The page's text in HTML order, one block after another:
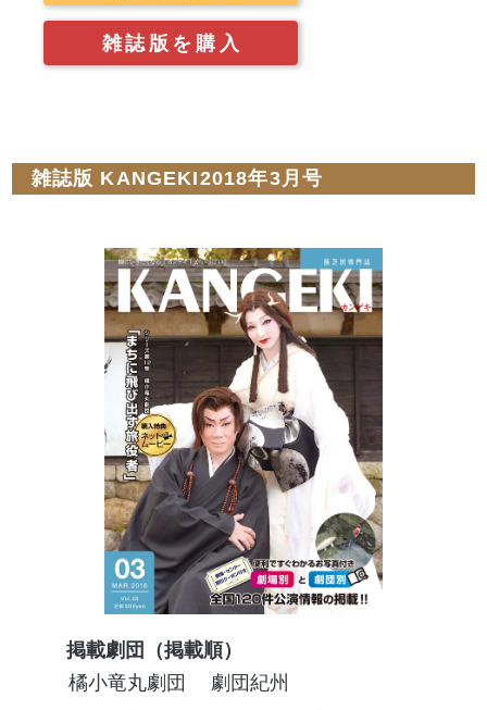
雑誌版を購入
雑誌版 KANGEKI2018年3月号
掲載劇団（掲載順）
橘小竜丸劇団
劇団紀州